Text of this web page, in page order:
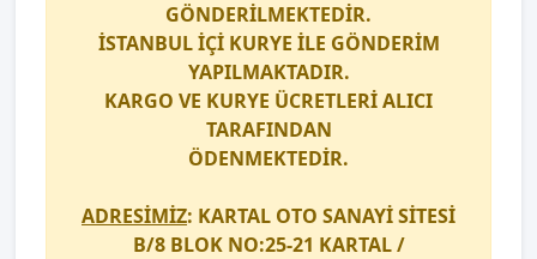
GÖNDERİLMEKTEDİR.
İSTANBUL İÇİ KURYE İLE GÖNDERİM
YAPILMAKTADIR.
KARGO VE KURYE ÜCRETLERİ ALICI
TARAFINDAN
ÖDENMEKTEDİR.
ADRESİMİZ: KARTAL OTO SANAYİ SİTESİ
B/8 BLOK NO:25-21 KARTAL /